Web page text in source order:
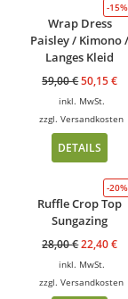
-15%
Wrap Dress
Paisley / Kimono /
Langes Kleid
59,00€50,15€
inkl. MwSt.
zzgl.Versandkosten
DETAILS
-20%
Ruffle Crop Top
Sungazing
28,00€22,40€
inkl. MwSt.
zzgl.Versandkosten